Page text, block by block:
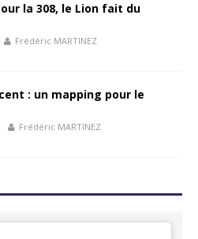
la 308, le Lion fait du
Frédéric MARTINEZ
: un mapping pour le
Frédéric MARTINEZ